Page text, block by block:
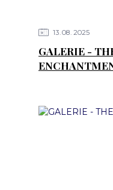
13 08 2025
GALERIE -